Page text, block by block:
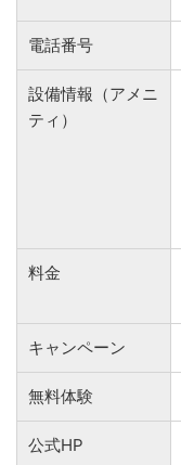
電話番号
設備情報（アメニ
ティ）
料金
キャンペーン
無料体験
公式HP